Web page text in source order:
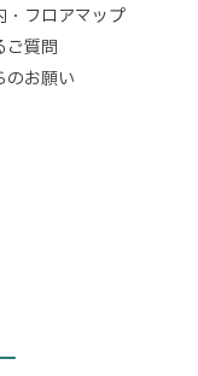
・フロアマップ
ご質問
のお願い